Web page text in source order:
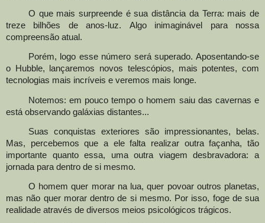
O que mais surpreende é sua distância da Terra: mais de
treze bilhões de anos- luz. Algo inimaginável para nossa
compreensão atual.
Porém, logo esse número será superado. Aposentando-se
o Hubble, lançaremos novos telescópios, mais potentes, com
tecnologias mais incríveis e veremos mais longe.
Notemos: em pouco tempo o homem saiu das cavernas e
está observando galáxias distantes...
Suas conquistas exteriores são impressionantes, belas.
Mas, percebemos que a ele falta realizar outra façanha, tão
importante quanto essa, uma outra viagem desbravadora: a
jornada para dentro de si mesmo.
O homem quer morar na lua, quer povoar outros planetas,
mas não quer morar dentro de si mesmo. Por isso, foge de sua
realidade através de diversos meios psicológicos trágicos.